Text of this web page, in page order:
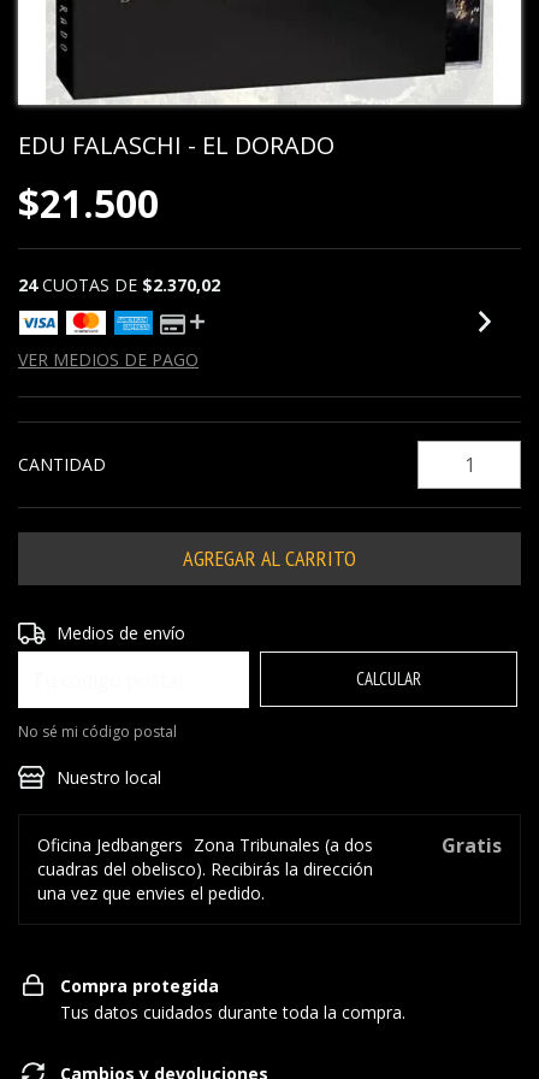
EDU FALASCHI - EL DORADO
$21.500
24 CUOTAS DE $2.370,02
VER MEDIOS DE PAGO
CANTIDAD
Entregas para el CP:
Medios de envío
CALCULAR
No sé mi código postal
Nuestro local
Oficina Jedbangers Zona Tribunales (a dos
cuadras del obelisco). Recibirás la dirección
una vez que envies el pedido.
Gratis
Compra protegida
Tus datos cuidados durante toda la compra.
Cambios y devoluciones